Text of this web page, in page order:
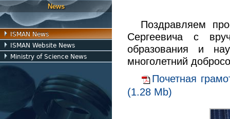
News
ISMAN News
ISMAN Website News
Ministry of Science News
Поздравляем
Сергеевича с
образования и
многолетний
Почетная
(1.28 Mb)